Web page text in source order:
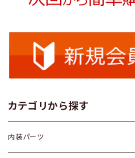
カテゴリから探す
内装パーツ